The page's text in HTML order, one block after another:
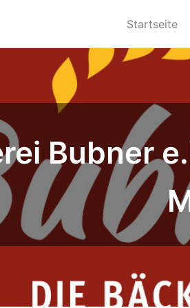
Startseite
Bubner